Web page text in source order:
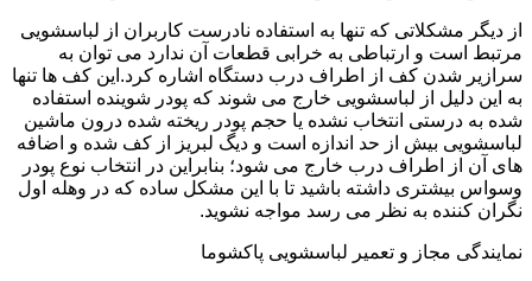
از دیگر مشکلاتی که تنها به استفاده نادرست کاربران از لباسشویی
مرتبط است و ارتباطی به خرابی قطعات آن ندارد می توان به
سرازیر شدن کف از اطراف درب دستگاه اشاره کرد.این کف ها تنها
به این دلیل از لباسشویی خارج می شوند که پودر شوینده استفاده
شده به درستی انتخاب نشده یا حجم پودر ریخته شده درون ماشین
لباسشویی بیش از حد اندازه است و دیگ لبریز از کف شده و اضافه
های آن از اطراف درب خارج می شود؛ بنابراین در انتخاب نوع پودر
وسواس بیشتری داشته باشید تا با این مشکل ساده که در وهله اول
نگران کننده به نظر می رسد مواجه نشوید.
نمایندگی مجاز و تعمیر لباسشویی پاکشوما